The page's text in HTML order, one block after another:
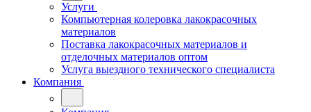
Услуги
Компьютерная колеровка лакокрасочных
материалов
Поставка лакокрасочных материалов и
отделочных материалов оптом
Услуга выездного технического специалиста
Компания